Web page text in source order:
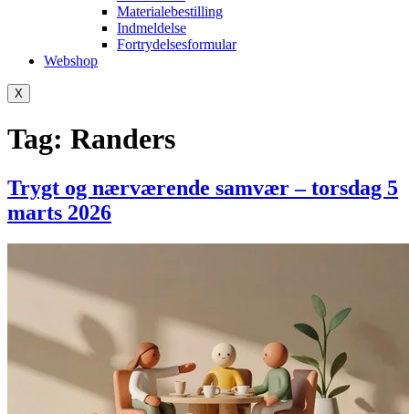
Materialebestilling
Indmeldelse
Fortrydelsesformular
Webshop
X
Tag: Randers
Trygt og nærværende samvær – torsdag 5
marts 2026